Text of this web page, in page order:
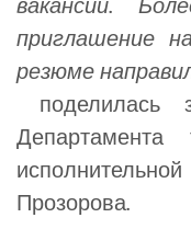
приглашение
резюме
поделилась
Департамента
Прозорова.